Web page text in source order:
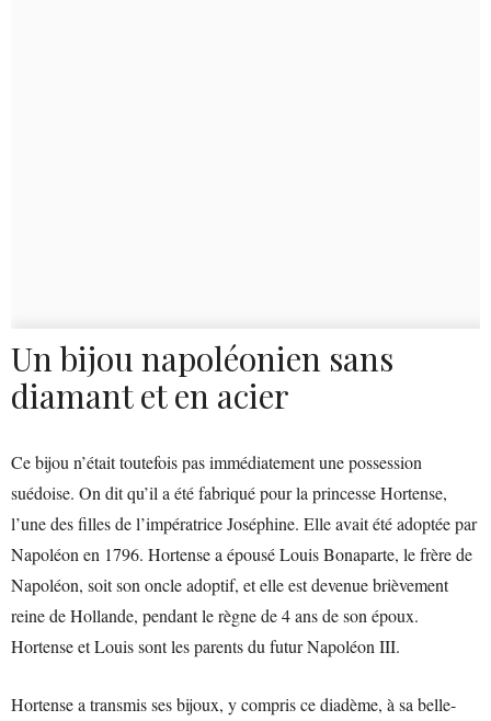
Un bijou napoléonien sans
diamant et en acier
Ce bijou n’était toutefois pas immédiatement une possession
suédoise. On dit qu’il a été fabriqué pour la princesse Hortense,
l’une des filles de l’impératrice Joséphine. Elle avait été adoptée par
Napoléon en 1796. Hortense a épousé Louis Bonaparte, le frère de
Napoléon, soit son oncle adoptif, et elle est devenue brièvement
reine de Hollande, pendant le règne de 4 ans de son époux.
Hortense et Louis sont les parents du futur Napoléon III.
Hortense a transmis ses bijoux, y compris ce diadème, à sa belle-